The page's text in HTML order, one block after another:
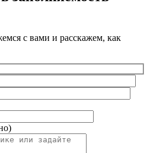
с вами и расскажем, как